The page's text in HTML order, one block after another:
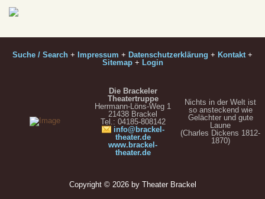
Suche / Search + Impressum + Datenschutzerklärung + Kontakt +
Sitemap+ Login
Die Brackeler
Theatertruppe
Herrmann-Löns-Weg 1
21438 Brackel
Tel.: 04185-808142
info@brackel-
theater.de
www.brackel-
theater.de
Nichts in der Welt ist
so ansteckend wie
Gelächter und gute
Laune
(Charles Dickens 1812-
1870)
Copyright © 2026 by Theater Brackel